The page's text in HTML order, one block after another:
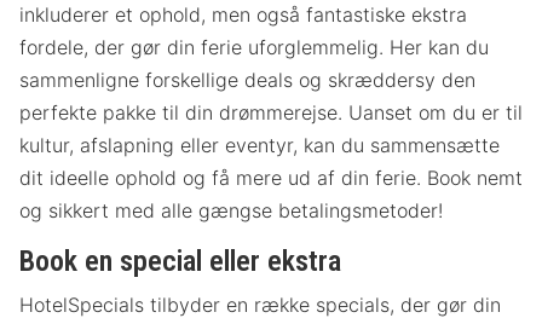
inkluderer et ophold, men også fantastiske ekstra
fordele, der gør din ferie uforglemmelig. Her kan du
sammenligne forskellige deals og skræddersy den
perfekte pakke til din drømmerejse. Uanset om du er til
kultur, afslapning eller eventyr, kan du sammensætte
dit ideelle ophold og få mere ud af din ferie. Book nemt
og sikkert med alle gængse betalingsmetoder!
Book en special eller ekstra
HotelSpecials tilbyder en række specials, der gør din